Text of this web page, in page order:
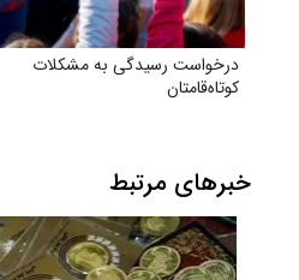
درخواست رسیدگی به مشکلات
کوتاه‌قامتان
خبرهای مرتبط